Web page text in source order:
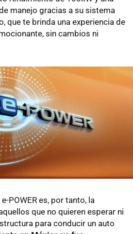
manejo gracias a su sistema
que te brinda una experiencia de
sin cambios ni
POWER es, por tanto, la
que no quieren esperar ni
para conducir un auto